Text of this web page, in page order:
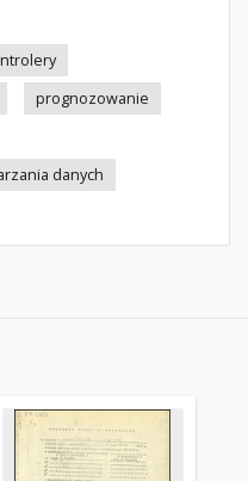
prognozowanie
danych